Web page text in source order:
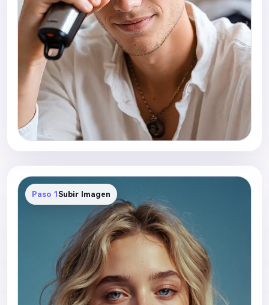
energía de transformación viral de TikTok y cortes
sincronizados con el ritmo. Mantén el movimiento
fluido y altamente realista. La escena final revela
una cabeza calva completamente rapada con una
expresión segura e iluminación cinemática limpia.
Ultra realista, estética cinemática de redes sociales,
detalles realistas del cuero cabelludo, asistencia
suave de transformación IA, textura de piel natural,
video vertical 9:16, alto detalle, física realista,
transformación emocionalmente satisfactoria.
Paso 1Subir Imagen